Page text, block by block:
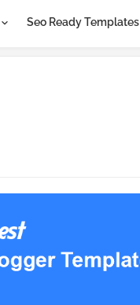
Seo Ready Templates